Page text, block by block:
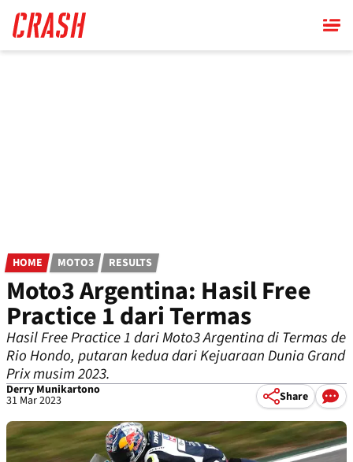
main
content
HOME MOTO3 RESULTS
Moto3 Argentina: Hasil Free
Practice 1 dari Termas
Hasil Free Practice 1 dari Moto3 Argentina di Termas de
Rio Hondo, putaran kedua dari Kejuaraan Dunia Grand
Prix musim 2023.
Derry Munikartono
31 Mar 2023 Share